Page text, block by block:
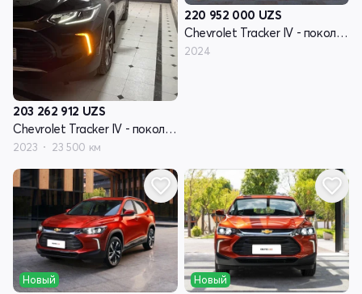
203 262 912 UZS
Chevrolet Tracker IV - поколение
2023 23 500 км
220 952 000 UZS
Chevrolet Tracker IV - поколение
2024
Новый Новый